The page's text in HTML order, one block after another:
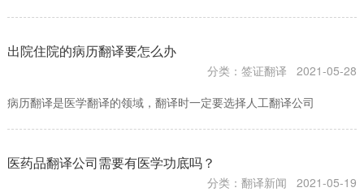
出院住院的病历翻译要怎么办
分类：签证翻译
2021-05-28
病历翻译是医学翻译的领域，翻译时一定要选择人工翻译公司
医药品翻译公司需要有医学功底吗？
分类：翻译新闻
2021-05-19